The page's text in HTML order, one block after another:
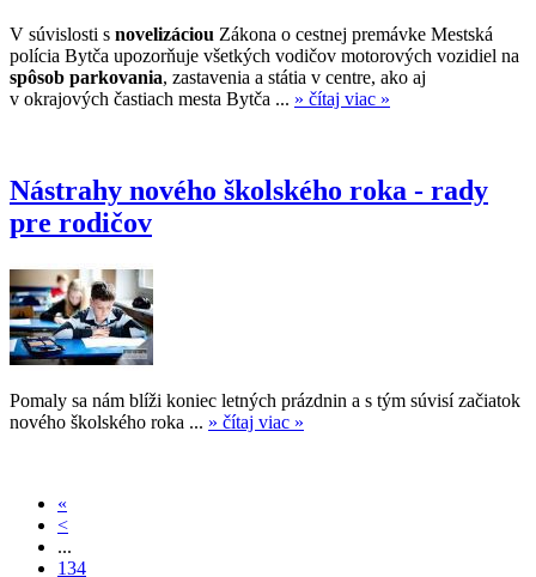
V súvislosti s novelizáciou Zákona o cestnej premávke Mestská
polícia Bytča upozorňuje všetkých vodičov motorových vozidiel na
spôsob parkovania, zastavenia a státia v centre, ako aj
v okrajových častiach mesta Bytča ... » čítaj viac »
Nástrahy nového školského roka - rady
pre rodičov
Pomaly sa nám blíži koniec letných prázdnin a s tým súvisí začiatok
nového školského roka ... » čítaj viac »
«
<
...
134